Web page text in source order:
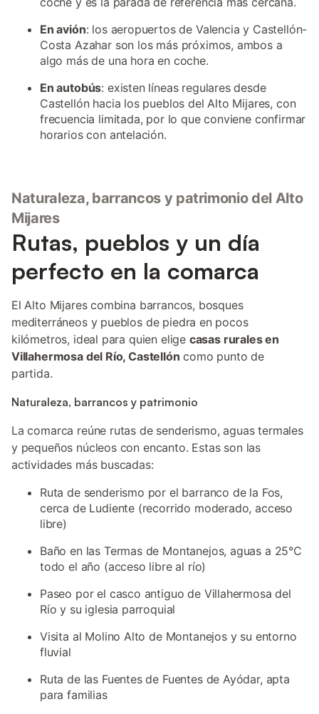
En avión: los aeropuertos de Valencia y Castellón-
Costa Azahar son los más próximos, ambos a
algo más de una hora en coche.
En autobús: existen líneas regulares desde
Castellón hacia los pueblos del Alto Mijares, con
frecuencia limitada, por lo que conviene confirmar
horarios con antelación.
Naturaleza, barrancos y patrimonio del Alto
Mijares
Rutas, pueblos y un día
perfecto en la comarca
El Alto Mijares combina barrancos, bosques
mediterráneos y pueblos de piedra en pocos
kilómetros, ideal para quien elige casas rurales en
Villahermosa del Río, Castellón como punto de
partida.
Naturaleza, barrancos y patrimonio
La comarca reúne rutas de senderismo, aguas termales
y pequeños núcleos con encanto. Estas son las
actividades más buscadas:
Ruta de senderismo por el barranco de la Fos,
cerca de Ludiente (recorrido moderado, acceso
libre)
Baño en las Termas de Montanejos, aguas a 25°C
todo el año (acceso libre al río)
Paseo por el casco antiguo de Villahermosa del
Río y su iglesia parroquial
Visita al Molino Alto de Montanejos y su entorno
fluvial
Ruta de las Fuentes de Fuentes de Ayódar, apta
para familias